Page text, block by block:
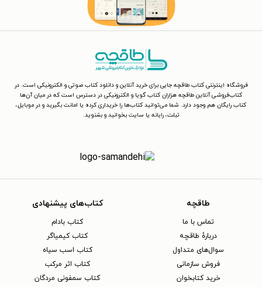
فروشگاه اینترنتی کتاب طاقچه جایی برای خرید آنلاین و دانلود کتاب صوتی و الکترونیکی است. در
کتاب‌فروشی آنلاین طاقچه هزاران کتاب گویا و الکترونیکی در دسترس است که در میان آن‌ها
کتاب رایگان هم وجود دارد. شما می‌توانید کتاب‌ها را خریداری کرده یا امانت بگیرید و در موبایل،
تبلت، رایانه یا سایت بخوانید و بشنوید.
طاقچه
تماس با ما
دربارهٔ طاقچه
سوال‌های متداول
فروش سازمانی
خرید کتابخوان
کتاب‌های پیشنهادی
کتاب بادام
کتاب کیمیاگر
کتاب اسب سیاه
کتاب اثر مرکب
کتاب سمفونی مردگان